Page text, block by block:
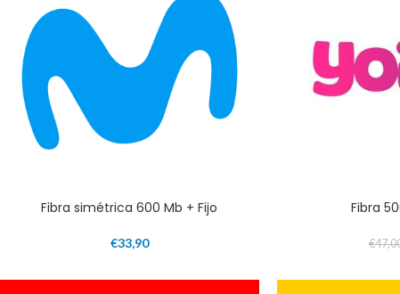
Fibra simétrica 600 Mb + Fijo
€33,90
Fibra
€